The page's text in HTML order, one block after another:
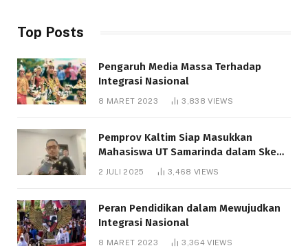
Top Posts
Pengaruh Media Massa Terhadap
Integrasi Nasional
8 MARET 2023 3,838VIEWS
Pemprov Kaltim Siap Masukkan
Mahasiswa UT Samarinda dalam Skema
Bantuan Pendidikan Gratispol
2 JULI 2025 3,468 VIEWS
Peran Pendidikan dalam Mewujudkan
Integrasi Nasional
8 MARET 2023 3,364VIEWS